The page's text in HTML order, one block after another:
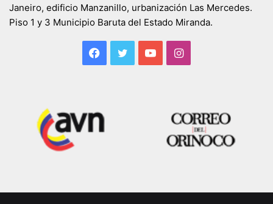
Janeiro, edificio Manzanillo, urbanización Las Mercedes.
Piso 1 y 3 Municipio Baruta del Estado Miranda.
Facebook
TwitterYouTubeInstagram